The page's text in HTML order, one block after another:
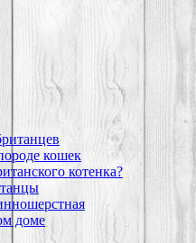
кошек
котенка?
доме